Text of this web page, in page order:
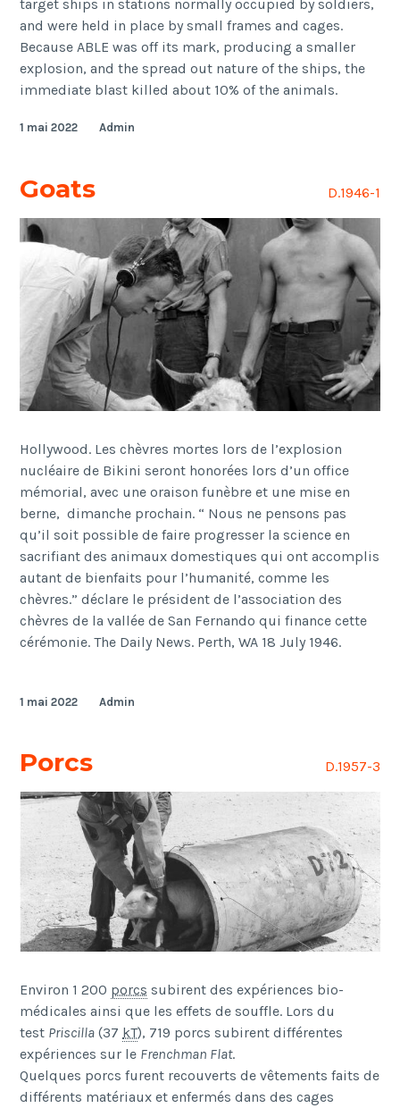
target ships in stations normally occupied by soldiers,
and were held in place by small frames and cages.
Because ABLE was off its mark, producing a smaller
explosion, and the spread out nature of the ships, the
immediate blast killed about 10% of the animals.
1 mai 2022 Admin
Goats D.1946-1
Hollywood. Les chèvres mortes lors de l’explosion
nucléaire de Bikini seront honorées lors d’un office
mémorial, avec une oraison funèbre et une mise en
berne, dimanche prochain. “ Nous ne pensons pas
qu’il soit possible de faire progresser la science en
sacrifiant des animaux domestiques qui ont accomplis
autant de bienfaits pour l’humanité, comme les
chèvres.” déclare le président de l’association des
chèvres de la vallée de San Fernando qui finance cette
cérémonie. The Daily News. Perth, WA 18 July 1946.
1 mai 2022 Admin
Porcs D.1957-3
Environ 1 200 porcs subirent des expériences bio-
médicales ainsi que les effets de souffle. Lors du
test Priscilla (37 kT), 719 porcs subirent différentes
expériences sur le Frenchman Flat.
Quelques porcs furent recouverts de vêtements faits de
différents matériaux et enfermés dans des cages